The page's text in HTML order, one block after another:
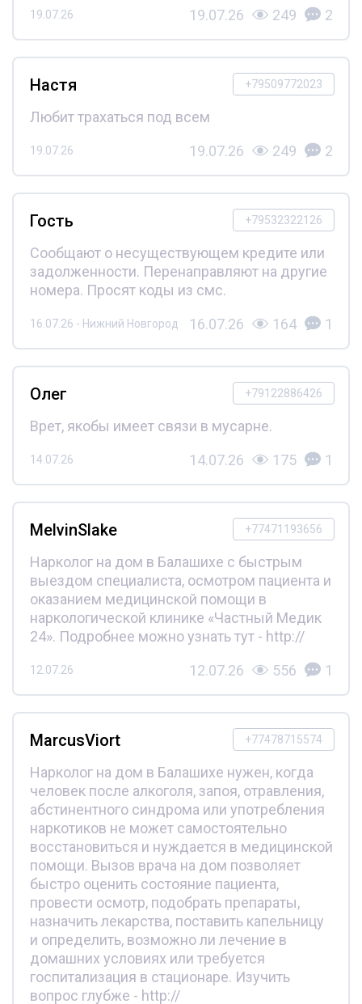
19.07.26 19.07.26 249 2
+79509772023
Настя
Любит трахаться под всем
19.07.26 19.07.26 249 2
+79532322126
Гость
Сообщают о несуществующем кредите или
задолженности. Перенаправляют на другие
номера. Просят коды из смс.
16.07.26 - Нижний Новгород 16.07.26 164 1
+79122886426
Олег
Врет, якобы имеет связи в мусарне.
14.07.26 14.07.26 175 1
+77471193656
MelvinSlake
Нарколог на дом в Балашихе с быстрым
выездом специалиста, осмотром пациента и
оказанием медицинской помощи в
наркологической клинике «Частный Медик
24». Подробнее можно узнать тут - http://
12.07.26 12.07.26 556 1
+77478715574
MarcusViort
Нарколог на дом в Балашихе нужен, когда
человек после алкоголя, запоя, отравления,
абстинентного синдрома или употребления
наркотиков не может самостоятельно
восстановиться и нуждается в медицинской
помощи. Вызов врача на дом позволяет
быстро оценить состояние пациента,
провести осмотр, подобрать препараты,
назначить лекарства, поставить капельницу
и определить, возможно ли лечение в
домашних условиях или требуется
госпитализация в стационаре. Изучить
вопрос глубже - http://